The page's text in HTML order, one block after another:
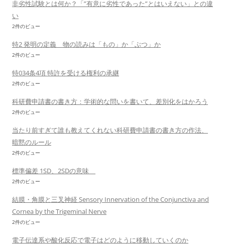
非劣性試験とは何か？「”有意に劣性であった”とはいえない」との違
い
2件のビュー
特2 発明の定義 物の読みは「もの」か「ぶつ」か
2件のビュー
特034条4項 特許を受ける権利の承継
2件のビュー
科研費申請書の書き方：学術的な問いを書いて、差別化をはかろう
2件のビュー
当たり前すぎて誰も教えてくれない科研費申請書の書き方の作法、
暗黙のルール
2件のビュー
標準偏差 1SD、2SDの意味
2件のビュー
結膜・角膜と三叉神経 Sensory Innervation of the Conjunctiva and
Cornea by the Trigeminal Nerve
2件のビュー
電子伝達系や酸化反応で電子はどのように移動していくのか